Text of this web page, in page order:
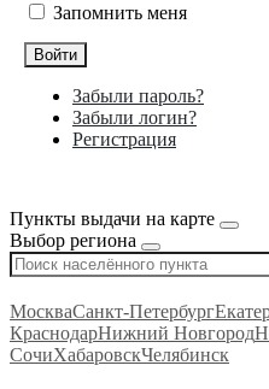
Запомнить меня
Войти
Забыли пароль?
Забыли логин?
Регистрация
Пункты выдачи на карте
Выбор региона
МоскваСанкт-Петербург
КраснодарНижний Новгород
СочиХабаровскЧелябинск